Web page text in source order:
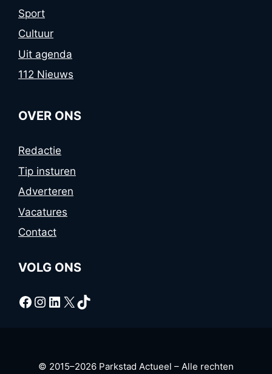
Sport
Cultuur
Uit agenda
112 Nieuws
OVER ONS
Redactie
Tip insturen
Adverteren
Vacatures
Contact
VOLG ONS
Facebook
Instagram
LinkedIn
X TikTok
© 2015–2026 Parkstad Actueel – Alle rechten